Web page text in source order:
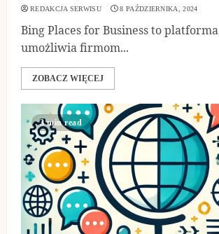
REDAKCJA SERWISU 8 PAŹDZIERNIKA, 2024
Bing Places for Business to
umożliwia firmom...
ZOBACZ WIĘCEJ
3 min read